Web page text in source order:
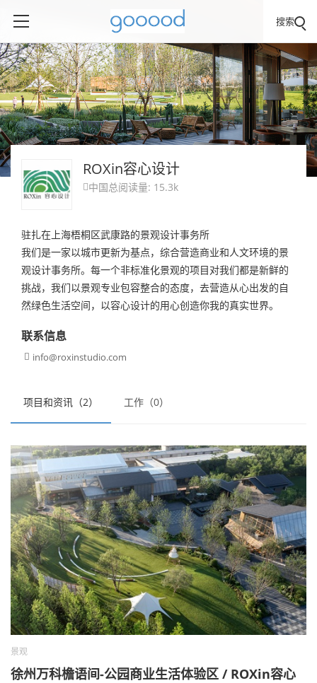
搜索
项目和资讯（2） 工作（0）
景观
徐州万科檐语间-公园商业生活体验区 / ROXin容心
ROXin容心设计
 中国总阅读量: 15.3k
驻扎在上海梧桐区武康路的景观设计事务所
我们是一家以城市更新为基点，综合营造商业和人文环境的景
观设计事务所。每一个非标准化景观的项目对我们都是新鲜的
挑战，我们以景观专业包容整合的态度，去营造从心出发的自
然绿色生活空间，以容心设计的用心创造你我的真实世界。
联系信息
 info@roxinstudio.com